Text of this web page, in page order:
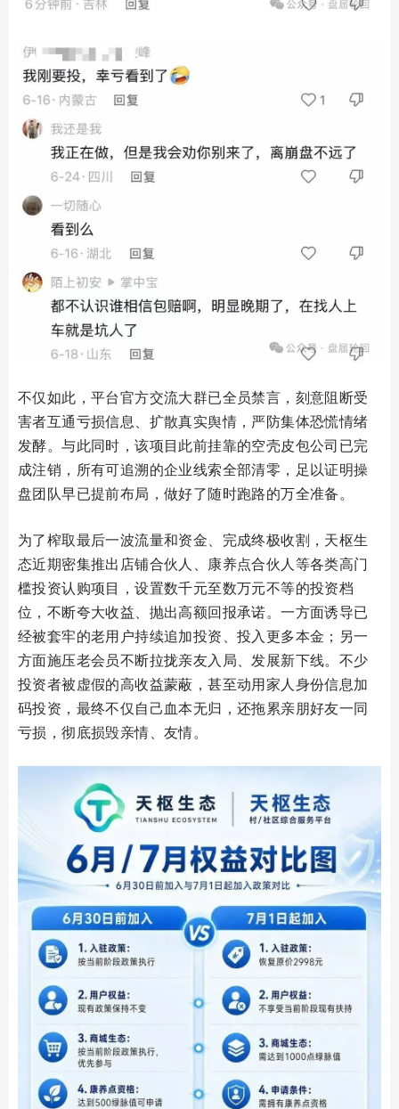
不仅如此，平台官方交流大群已全员禁言，刻意阻断受
害者互通亏损信息、扩散真实舆情，严防集体恐慌情绪
发酵。与此同时，该项目此前挂靠的空壳皮包公司已完
成注销，所有可追溯的企业线索全部清零，足以证明操
盘团队早已提前布局，做好了随时跑路的万全准备。
为了榨取最后一波流量和资金、完成终极收割，天枢生
态近期密集推出店铺合伙人、康养点合伙人等各类高门
槛投资认购项目，设置数千元至数万元不等的投资档
位，不断夸大收益、抛出高额回报承诺。一方面诱导已
经被套牢的老用户持续追加投资、投入更多本金；另一
方面施压老会员不断拉拢亲友入局、发展新下线。不少
投资者被虚假的高收益蒙蔽，甚至动用家人身份信息加
码投资，最终不仅自己血本无归，还拖累亲朋好友一同
亏损，彻底损毁亲情、友情。